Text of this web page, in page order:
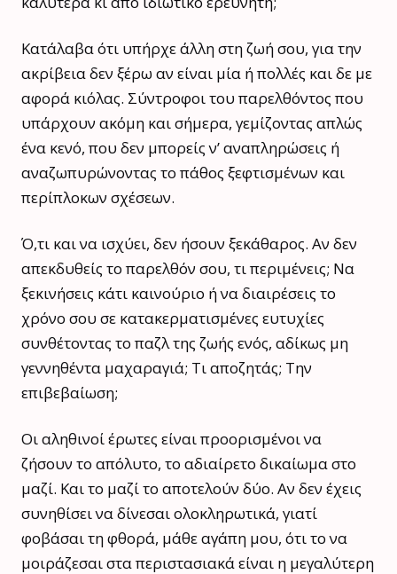
Κατάλαβα ότι υπήρχε άλλη στη ζωή σου, για την
ακρίβεια δεν ξέρω αν είναι μία ή πολλές και δε με
αφορά κιόλας. Σύντροφοι του παρελθόντος που
υπάρχουν ακόμη και σήμερα, γεμίζοντας απλώς
ένα κενό, που δεν μπορείς ν’ αναπληρώσεις ή
αναζωπυρώνοντας το πάθος ξεφτισμένων και
περίπλοκων σχέσεων.
Ό,τι και να ισχύει, δεν ήσουν ξεκάθαρος. Αν δεν
απεκδυθείς το παρελθόν σου, τι περιμένεις; Να
ξεκινήσεις κάτι καινούριο ή να διαιρέσεις το
χρόνο σου σε κατακερματισμένες ευτυχίες
συνθέτοντας το παζλ της ζωής ενός, αδίκως μη
γεννηθέντα μαχαραγιά; Τι αποζητάς; Την
επιβεβαίωση;
Οι αληθινοί έρωτες είναι προορισμένοι να
ζήσουν το απόλυτο, το αδιαίρετο δικαίωμα στο
μαζί. Και το μαζί το αποτελούν δύο. Αν δεν έχεις
συνηθίσει να δίνεσαι ολοκληρωτικά, γιατί
φοβάσαι τη φθορά, μάθε αγάπη μου, ότι το να
μοιράζεσαι στα περιστασιακά είναι η μεγαλύτερη